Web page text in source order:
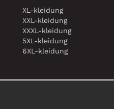
XL-kleidung
XXL-kleidung
XXXL-kleidung
5XL-kleidung
6XL-kleidung